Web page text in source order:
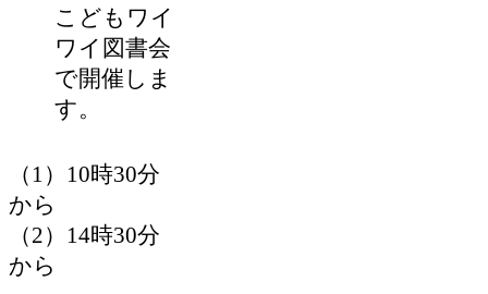
こどもワイ
ワイ図書会
で開催しま
す。
（1）10時30分
から
（2）14時30分
から